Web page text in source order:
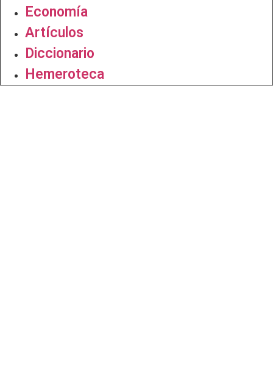
Economía
Artículos
Diccionario
Hemeroteca